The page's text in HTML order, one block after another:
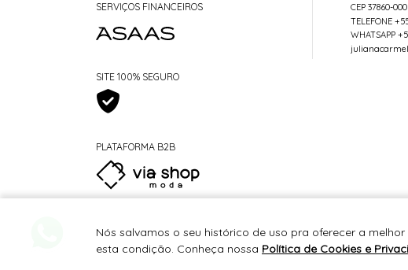
SERVIÇOS FINANCEIROS
SITE 100% SEGURO
PLATAFORMA B2B
CEP 37860-000
TELEFONE
WHATSAPP
Nós salvamos o seu histórico de uso pra oferecer a
esta condição. Conheça nossa Política de Cookies e